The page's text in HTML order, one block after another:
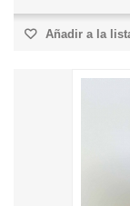
Añadir a la